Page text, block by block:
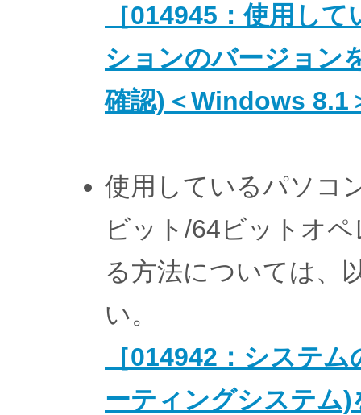
［014945：使用し
ションのバージョン
確認)＜Windows 8.1
使用しているパソコ
ビット/64ビットオ
る方法については、
い。
［014942：システ
ーティングシステム